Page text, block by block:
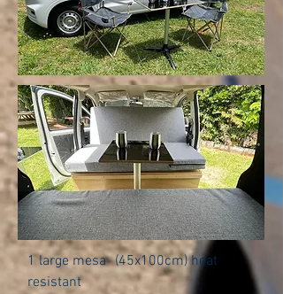
1 large mesa (45x100cm) heat
resistant